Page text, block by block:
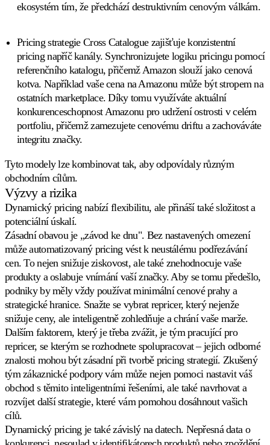
ekosystém tím, že předchází destruktivním cenovým válkám.
Pricing strategie Cross Cataloguezajišťuje konzistentní
pricing napříč kanály. Synchronizujete logiku pricingu pomocí
referenčního katalogu, přičemž Amazon slouží jako cenová
kotva. Například vaše cena na Amazonu může být stropem na
ostatních marketplace. Díky tomu využíváte aktuální
konkurenceschopnost Amazonu pro udržení ostrosti v celém
portfoliu, přičemž zamezujete cenovému driftu a zachováváte
integritu značky.
Tyto modely lze kombinovat tak, aby odpovídaly různým
obchodním cílům.
Výzvy a rizika
Dynamický pricing nabízí flexibilitu, ale přináší také složitost a
potenciální úskalí.
Zásadní obavou je „závod ke dnu". Bez nastavených omezení
může automatizovaný pricing vést k neustálému podřezávání
cen. To nejen snižuje ziskovost, ale také znehodnocuje vaše
produkty a oslabuje vnímání vaší značky. Aby se tomu předešlo,
podniky by měly vždy používat minimální cenové prahy a
strategické hranice. Snažte se vybrat repricer, který nejenže
snižuje ceny, ale inteligentně zohledňuje a chrání vaše marže.
Dalším faktorem, který je třeba zvážit, je tým pracující pro
repricer, se kterým se rozhodnete spolupracovat – jejich odborné
znalosti mohou být zásadní při tvorbě pricing strategií. Zkušený
tým zákaznické podpory vám může nejen pomoci nastavit váš
obchod s těmito inteligentními řešeními, ale také navrhovat a
rozvíjet další strategie, které vám pomohou dosáhnout vašich
cílů.
Dynamický pricing je také závislý na datech. Nepřesná data o